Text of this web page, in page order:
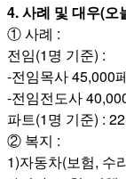
리
지
구
입
발
기
부
전
치
4. 사례 및 대우(오
① 사례 :
전임(1명 기준) :
-전임목사 45,000
-전임전도사
파트(1명 기준) :
② 복지 :
1)자동차(보험, 수